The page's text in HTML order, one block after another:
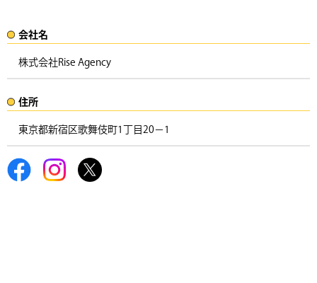
会社名​
株式会社Rise Agency
住所​​
東京都新宿区歌舞伎町1丁目20−1 ​